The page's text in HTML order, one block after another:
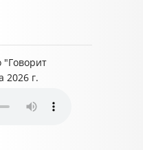
"Говорит
2026 г.